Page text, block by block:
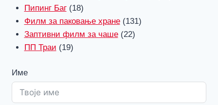
Пипинг Баг 1818
производи
Филм за паковање хране 131131
Заптивни филм за чаше 2222
ПП Траи 1919
Име